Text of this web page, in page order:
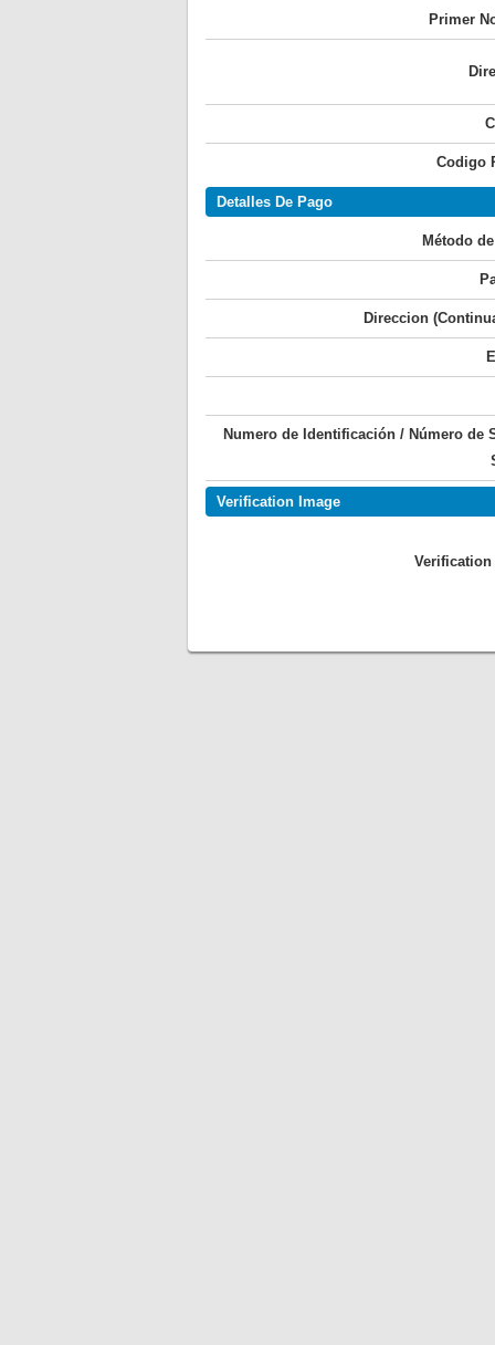
Primer
Codigo
Detalles De Pago
Método
Direccion
Numero de Identificación / Número de
Verification Image
Verification